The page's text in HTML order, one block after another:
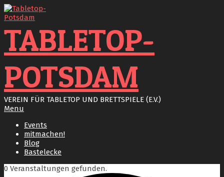
Skip
to
TABLETOP-
POTSDAM
VEREIN FÜR TABLETOP UND BRETTSPIELE (E.V.)
Primary
Menu
Menu
Events
mitmachen!
Blog
Bastelecke
0 Veranstaltungen gefunden.